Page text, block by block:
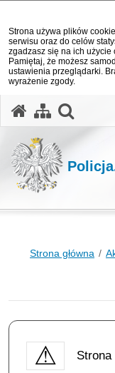
Strona używa plików
serwisu oraz do celów
zgadzasz się na ich
Pamiętaj, że możesz
ustawienia przeglądarki.
wyrażenie zgody.
Strona główna